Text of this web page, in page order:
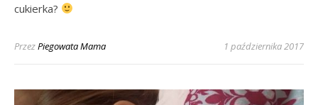
cukierka?
PrzezPiegowata Mama 1 października 2017